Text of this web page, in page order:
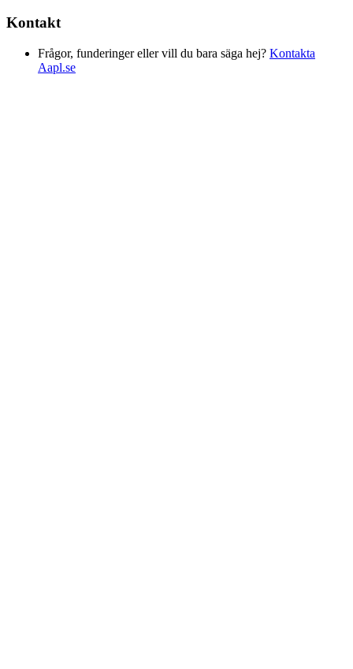
Kontakt
Frågor, funderinger eller vill du bara säga hej? Kontakta
Aapl.se